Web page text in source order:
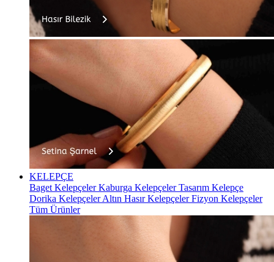
KELEPÇE
Baget KelepçelerKaburga KelepçelerTasarım Kelepçe
Dorika KelepçelerAltın Hasır KelepçelerFizyon Kelepçeler
Tüm Ürünler